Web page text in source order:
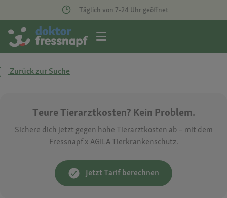
Täglich von 7-24 Uhr geöffnet
Zurück zur Suche
Teure Tierarztkosten? Kein Problem.
Sichere dich jetzt gegen hohe Tierarztkosten ab – mit dem
Fressnapf x AGILA Tierkrankenschutz.
Jetzt Tarif berechnen